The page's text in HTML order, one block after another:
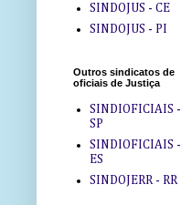
SINDOJUS - CE
SINDOJUS - PI
Outros sindicatos de
oficiais de Justiça
SINDIOFICIAIS -
SP
SINDIOFICIAIS -
ES
SINDOJERR - RR